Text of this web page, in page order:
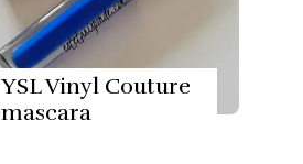
YSL Vinyl Couture
mascara